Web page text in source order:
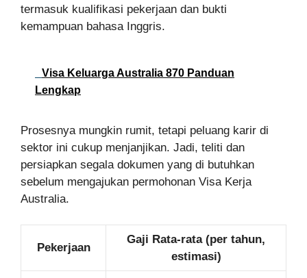
termasuk kualifikasi pekerjaan dan bukti
kemampuan bahasa Inggris.
Visa Keluarga Australia 870 Panduan
Lengkap
Prosesnya mungkin rumit, tetapi peluang karir di
sektor ini cukup menjanjikan. Jadi, teliti dan
persiapkan segala dokumen yang di butuhkan
sebelum mengajukan permohonan Visa Kerja
Australia.
Pekerjaan
Gaji Rata-rata (per tahun,
estimasi)